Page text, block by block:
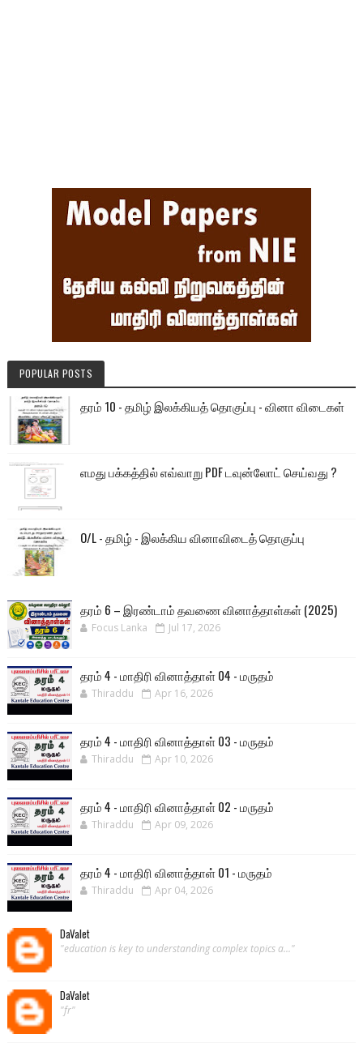
POPULAR POSTS
தரம் 10 - தமிழ் இலக்கியத் தொகுப்பு - வினா விடைகள்
எமது பக்கத்தில் எவ்வாறு PDF டவுன்லோட் செய்வது ?
O/L - தமிழ் - இலக்கிய வினாவிடைத் தொகுப்பு
தரம் 6 – இரண்டாம் தவணை வினாத்தாள்கள் (2025)
Focus Lanka Jul 17, 2026
தரம் 4 - மாதிரி வினாத்தாள் 04 - மருதம்
Thiraddu Apr 16, 2026
தரம் 4 - மாதிரி வினாத்தாள் 03 - மருதம்
Thiraddu Apr 10, 2026
தரம் 4 - மாதிரி வினாத்தாள் 02 - மருதம்
Thiraddu Apr 09, 2026
தரம் 4 - மாதிரி வினாத்தாள் 01 - மருதம்
Thiraddu Apr 04, 2026
DaValet
"education is key to understanding complex topics a..."
DaValet
"fr"